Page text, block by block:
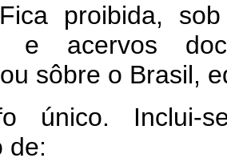
proibida,
e acervos
sôbre o Brasil,
único. Inclui-
de: